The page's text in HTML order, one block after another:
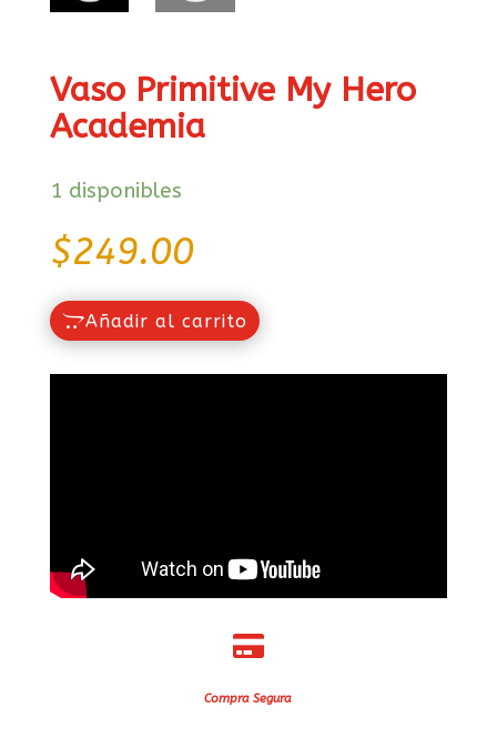
Vaso Primitive My Hero
Academia
1 disponibles
$249.00
Añadir al carrito

Compra Segura